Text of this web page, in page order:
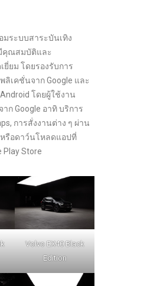
มระบบสาระบันเทิง
คุณสมบัติและ
ยม โดยรองรับการ
เคชั่นจาก Google และ
โดยผู้ใช้งาน
ก Google อาทิ บริการ
การสั่งงานต่าง ๆ ผ่าน
หรือดาว์นโหลดแอปที่
Play Store
Volvo EX40 Black
Edition